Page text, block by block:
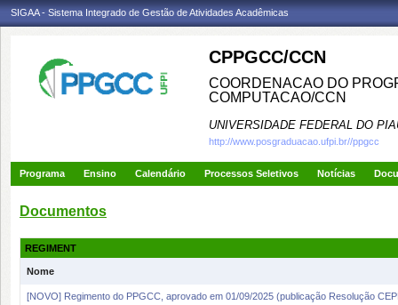
SIGAA - Sistema Integrado de Gestão de Atividades Acadêmicas
CPPGCC/CCN
COORDENACAO DO
COMPUTACAO/CCN
UNIVERSIDADE FEDERAL DO
http://www.posgraduacao.ufpi.br//ppgcc
Programa Ensino Calendário Processos Seletivos Notícias
Documentos
REGIMENT
Nome
[NOVO] Regimento do PPGCC, aprovado em 01/09/2025 (publicação Resolução